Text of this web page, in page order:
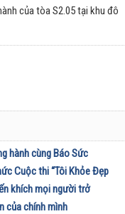
của tòa S2.05 tại khu đô
hành cùng Báo Sức
Cuộc thi “Tôi Khỏe Đẹp
khích mọi người trở
của chính mình